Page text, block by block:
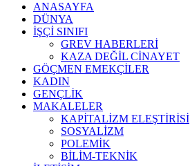
ANASAYFA
DÜNYA
İŞÇİ SINIFI
GREV HABERLERİ
KAZA DEĞİL CİNAYET
GÖÇMEN EMEKÇİLER
KADIN
GENÇLİK
MAKALELER
KAPİTALİZM ELEŞTİRİSİ
SOSYALİZM
POLEMİK
BİLİM-TEKNİK